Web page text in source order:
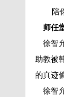
陪
师任
徐智
助教被
的真迹
徐智